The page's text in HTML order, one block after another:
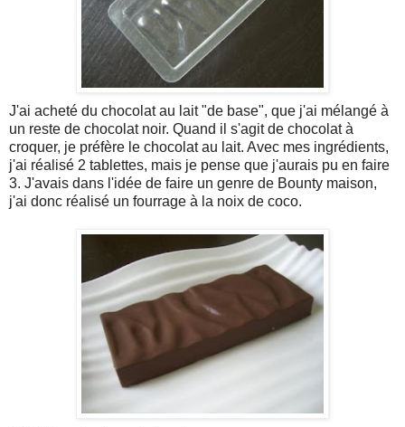
J'ai acheté du chocolat au lait "de base", que j'ai mélangé à
un reste de chocolat noir. Quand il s'agit de chocolat à
croquer, je préfère le chocolat au lait. Avec mes ingrédients,
j'ai réalisé 2 tablettes, mais je pense que j'aurais pu en faire
3. J'avais dans l'idée de faire un genre de Bounty maison,
j'ai donc réalisé un fourrage à la noix de coco.